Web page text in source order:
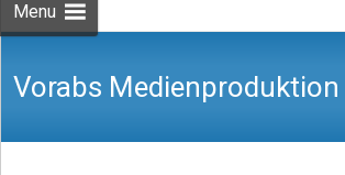
Menu
Vorabs Medienproduktion